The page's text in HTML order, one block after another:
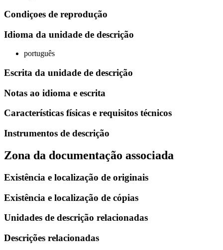
Condiçoes de reprodução
Idioma da unidade de descrição
português
Escrita da unidade de descrição
Notas ao idioma e escrita
Características físicas e requisitos técnicos
Instrumentos de descrição
Zona da documentação associada
Existência e localização de originais
Existência e localização de cópias
Unidades de descrição relacionadas
Descrições relacionadas